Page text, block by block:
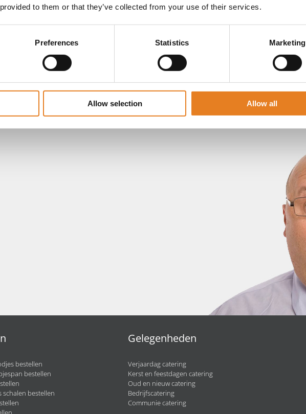
to them or that they’ve collected from your use of their services.
Preferences Statistics Marketing
Allow selection Allow all
bestellen
bestellen
schalen bestellen
Gelegenheden
Verjaardag catering
Kerst en feestdagen catering
Oud en nieuw catering
Bedrijfscatering
Communie catering